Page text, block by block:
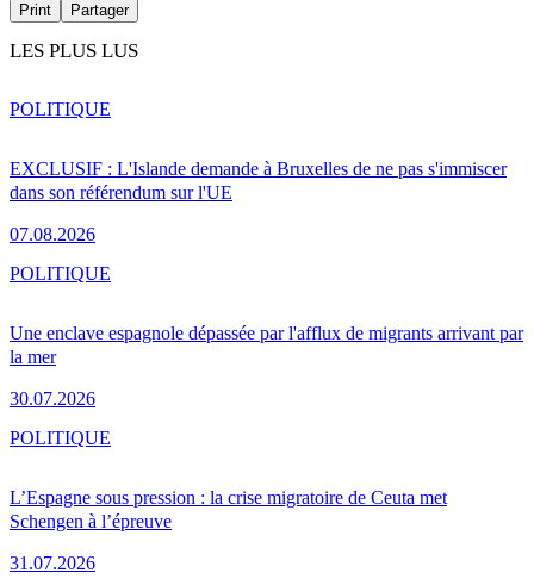
Print Partager
LES PLUS LUS
EXCLUSIF : L'Islande demande à Bruxelles de ne pas s'immiscer
dans son référendum sur l'UE
07.08.2026
POLITIQUE
Une enclave espagnole dépassée par l'afflux de migrants arrivant par
la mer
30.07.2026
POLITIQUE
L’Espagne sous pression : la crise migratoire de Ceuta met
Schengen à l’épreuve
31.07.2026
POLITIQUE